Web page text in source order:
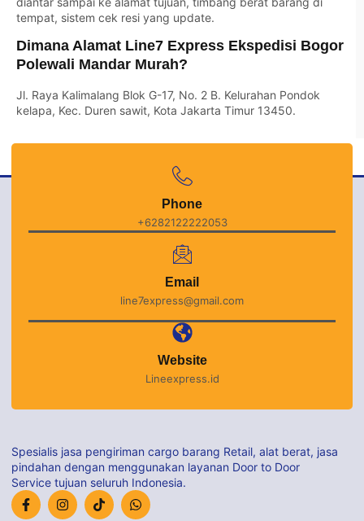
tempat, sistem cek resi yang update.
Dimana Alamat Line7 Express Ekspedisi Bogor
Polewali Mandar Murah?
Jl. Raya Kalimalang Blok G-17, No. 2 B. Kelurahan Pondok
kelapa, Kec. Duren sawit, Kota Jakarta Timur 13450.
Phone
+6282122222053
Email
line7express@gmail.com
Website
Lineexpress.id
Spesialis jasa pengiriman cargo barang Retail, alat berat, jasa
pindahan dengan menggunakan layanan Door to Door
Service tujuan seluruh Indonesia.